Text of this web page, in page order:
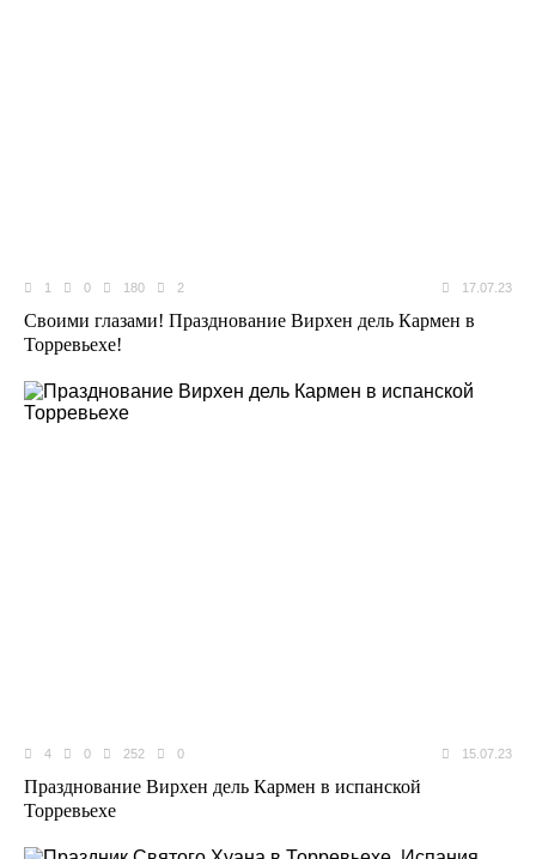
1 0 180 2 17.07.23
Своими глазами! Празднование Вирхен дель Кармен в
Торревьехе!
4 0 252 0 15.07.23
Празднование Вирхен дель Кармен в испанской
Торревьехе